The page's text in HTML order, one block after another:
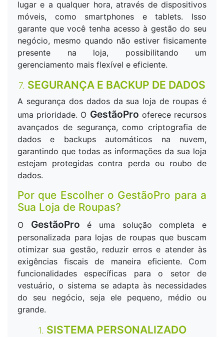
lugar e a qualquer hora, através de dispositivos
móveis, como smartphones e tablets. Isso
garante que você tenha acesso à gestão do seu
negócio, mesmo quando não estiver fisicamente
presente na loja, possibilitando um
gerenciamento mais flexível e eficiente.
7. SEGURANÇA E BACKUP DE DADOS
A segurança dos dados da sua loja de roupas é
uma prioridade. O GestãoPro oferece recursos
avançados de segurança, como criptografia de
dados e backups automáticos na nuvem,
garantindo que todas as informações da sua loja
estejam protegidas contra perda ou roubo de
dados.
Por que Escolher o GestãoPro para a
Sua Loja de Roupas?
O GestãoPro é uma solução completa e
personalizada para lojas de roupas que buscam
otimizar sua gestão, reduzir erros e atender às
exigências fiscais de maneira eficiente. Com
funcionalidades específicas para o setor de
vestuário, o sistema se adapta às necessidades
do seu negócio, seja ele pequeno, médio ou
grande.
1. SISTEMA PERSONALIZADO